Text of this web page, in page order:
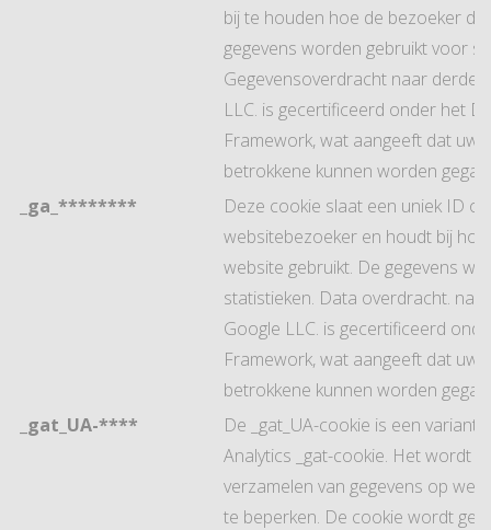
bij te houden hoe de bezoeker
gegevens worden gebruikt voor
Gegevensoverdracht naar derde
LLC. is gecertificeerd onder het
Framework, wat aangeeft dat uw
betrokkene kunnen worden
_ga_********
Deze cookie slaat een uniek ID
websitebezoeker en houdt bij
website gebruikt. De gegevens
statistieken. Data overdracht.
Google LLC. is gecertificeerd
Framework, wat aangeeft dat uw
betrokkene kunnen worden
_gat_UA-****
De _gat_UA-cookie is een variant
Analytics _gat-cookie. Het wordt
verzamelen van gegevens op
te beperken. De cookie wordt